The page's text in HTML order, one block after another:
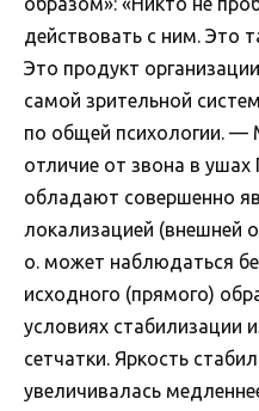
действовать с ним. Это
Это продукт
самой зрительной
по общей психологии. —
отличие от звона в ушах
обладают совершенно
локализацией (внешней
о. может наблюдаться
исходного (прямого)
условиях стабилизации
сетчатки. Яркость
увеличивалась